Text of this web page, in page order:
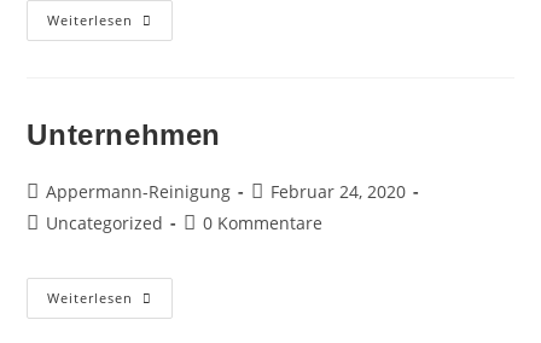
Weiterlesen Kontakt
Unternehmen
Beitrags-
Autor:
Appermann-Reinigung
Beitrag
veröffentlicht:
Februar 24, 2020
Beitrags-
Uncategorized
Beitrags-
0 Kommentare
Weiterlesen Unternehmen